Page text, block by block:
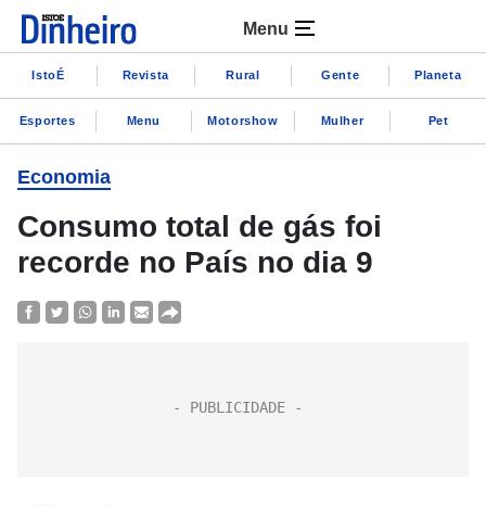
Menu
IstoÉ Revista Rural Gente Planeta
Esportes Menu Motorshow Mulher Pet
Economia
Consumo total de gás foi
recorde no País no dia 9